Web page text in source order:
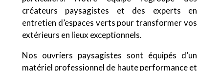
créateurs paysagistes et des experts en
entretien d’espaces verts pour transformer vos
extérieurs en lieux exceptionnels.
Nos ouvriers paysagistes sont équipés d’un
matériel professionnel de haute performance et